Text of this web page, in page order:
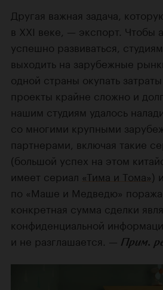
Другая важная задача,
в XXI веке, — экспорт. Чтобы
успешно развиваться,
выходить на зарубежные
одной страны окупать
проекты крайне сложно и
нашим студиям удалось
со многими крупными
партнерами, включая такие
(большой успех на этом
имеет сериал «Тима и Тома»)
по «Маше и Медведю»
конкретная сумма сделки
конфиденциальной
и не разглашается. — Прим.